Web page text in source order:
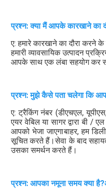
प्रश्न: क्या मैं आपके कारखाने का
ए: हमारे कारखाने का दौरा
हमारी व्यावसायिक उत्पादन
आपके साथ एक लंबा सहयोग कर
प्रश्न: मुझे कैसे पता चलेगा कि
ए: ट्रैकिंग नंबर (डीएचएल,
एयर वेबिल या सागर द्वारा बी /
आपको भेजा जाएगाबाहर, हम
सूचित करते हैं।सेवा के बाद
उसका समर्थन करते हैं।
प्रश्न: आपका नमूना समय क्या